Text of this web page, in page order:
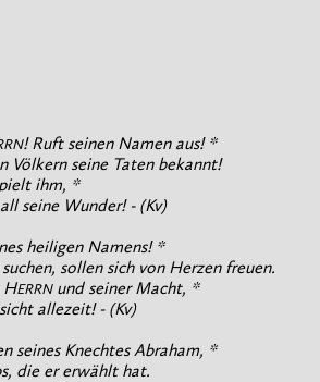
! Ruft seinen Namen aus! *
Völkern seine Taten bekannt!
ihm, *
seine Wunder! - (Kv)
heiligen Namens! *
sollen sich von Herzen freuen.
HERRNund seiner Macht, *
allezeit! - (Kv)
seines Knechtes Abraham, *
die er erwählt hat.